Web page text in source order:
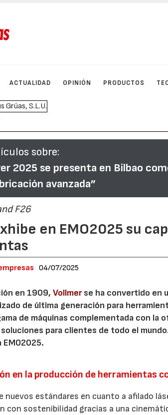
ACTUALIDAD OPINIÓN PRODUCTOS
sobre:
2025 se presenta en Bilbao
avanzada”
F26
en EMO2025 su
04/07/2025
en 1909,Vollmerse ha convertido en
de última generación para
de máquinas complementada con
para clientes de todo el
EMO2025.
en la producción de herramientas
nuevos estándares en cuanto a afilado
con sostenibilidad gracias a una